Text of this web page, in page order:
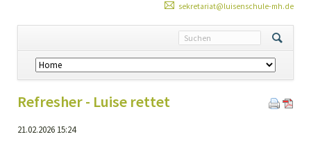
sekretariat@luisenschule-mh.de
Navigation
überspringen
Refresher - Luise rettet
21.02.2026 15:24